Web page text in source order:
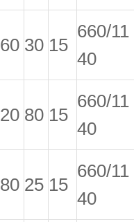
60 30 15
660/11
40
20 80 15
660/11
40
80 25 15
660/11
40